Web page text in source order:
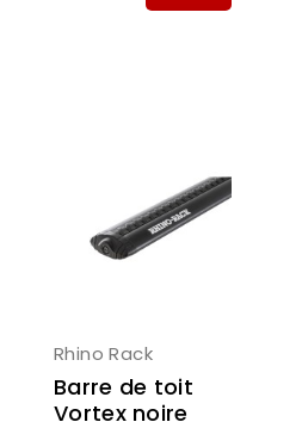
Rhino Rack
Barre de toit
Vortex noire